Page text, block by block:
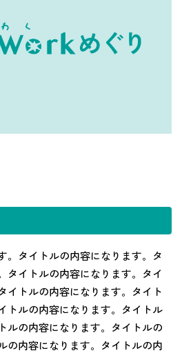
。タイトルの内容になります。タ
タイトルの内容になります。タイ
イトルの内容になります。タイト
トルの内容になります。タイトル
ルの内容になります。タイトルの
の内容になります。タイトルの内